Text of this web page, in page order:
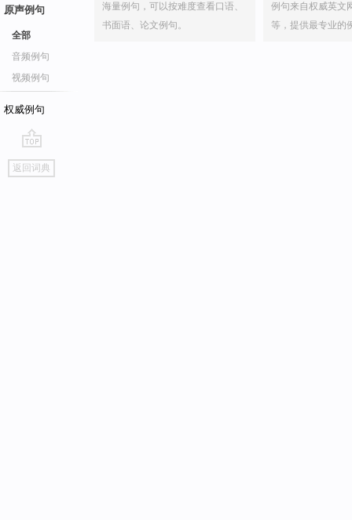
原声例句
全部
音频例句
视频例句
权威例句
go
top
返回词典
海量例句，可以按难度查看口语、
书面语、论文例句。
例句来自权威英文
等，提供最专业的